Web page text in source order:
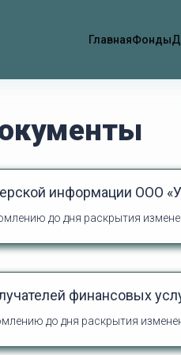
ГлавнаяФонды
информации ООО
до дня раскрытия
финансовых
до дня раскрытия